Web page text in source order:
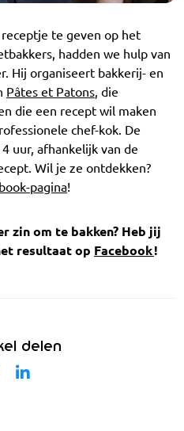
te geven op het
hadden we hulp van
Hij organiseert bakkerij- en
Pâtes et Patons, die
die een recept wil maken
chef-kok. De
uur, afhankelijk van de
Wil je ze ontdekken?
pagina!
zin om te bakken? Heb jij
resultaat op Facebook!
delen